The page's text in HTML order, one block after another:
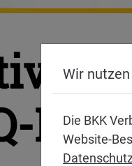
Wir
Die BKK
Website-